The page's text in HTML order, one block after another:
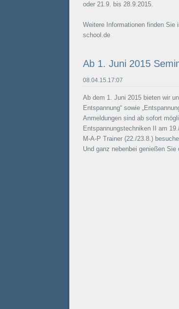
oder 21.9. bis 28.9.2015.
Weitere Informationen finden Sie
school.de
Ab 1. Juni 2015
08.04.15.17:07
Ab dem 1. Juni 2015 bieten wir
Entspannung“ sowie
Anmeldungen sind ab sofort
Entspannungstechniken II am
M-A-P Trainer (22./23.8.)
Und ganz nebenbei genießen